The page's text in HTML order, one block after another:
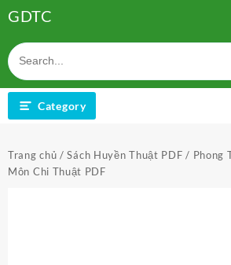
to
content
GDTC
Category
Trang chủ /Sách Huyền Thuật PDF / Phong
Môn Chi Thuật PDF